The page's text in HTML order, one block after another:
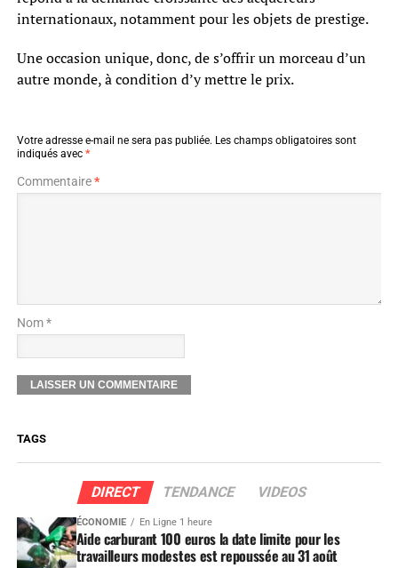
internationaux, notamment pour les objets de prestige.
Une occasion unique, donc, de s’offrir un morceau d’un
autre monde, à condition d’y mettre le prix.
Votre adresse e-mail ne sera pas publiée. Les champs obligatoires sont
indiqués avec *
Commentaire*
Nom *
TAGS
DIRECT TENDANCE VIDEOS
ÉCONOMIE En Ligne 1 heure
Aide carburant 100 euros la date limite pour les
travailleurs modestes est repoussée au 31 août